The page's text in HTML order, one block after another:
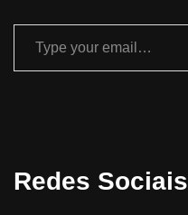
Redes Sociais